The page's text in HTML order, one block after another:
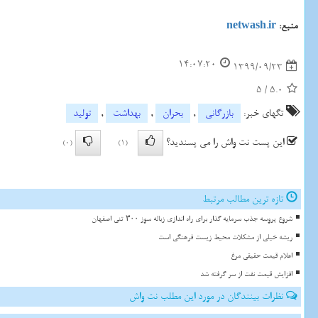
منبع: netwash.ir
1399/09/23
14:07:20
5.0
/
5
تگهای خبر:
بازرگانی , بحران , بهداشت ,
تولید
این پست نت واش را می پسندید؟
(1)
(0)
تازه ترین مطالب مرتبط
شروع پروسه جذب سرمایه گذار برای راه اندازی زباله سوز ۳۰۰ تنی اصفهان
ریشه خیلی از مشکلات محیط زیست فرهنگی است
اعلام قیمت حقیقی مرغ
افزایش قیمت نفت از سر گرفته شد
نظرات بینندگان در مورد این مطلب نت واش